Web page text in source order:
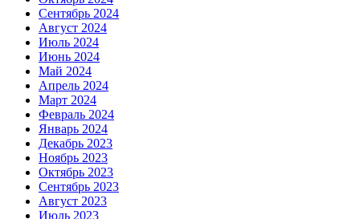
Сентябрь 2024
Август 2024
Июль 2024
Июнь 2024
Май 2024
Апрель 2024
Март 2024
Февраль 2024
Январь 2024
Декабрь 2023
Ноябрь 2023
Октябрь 2023
Сентябрь 2023
Август 2023
Июль 2023